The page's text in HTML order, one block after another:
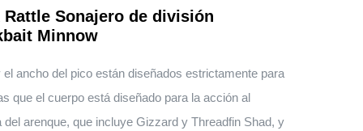
Rattle Sonajero de división
Minnow
el ancho del pico están diseñados estrictamente para
que el cuerpo está diseñado para la acción al
arenque, que incluye Gizzard y Threadfin Shad, y